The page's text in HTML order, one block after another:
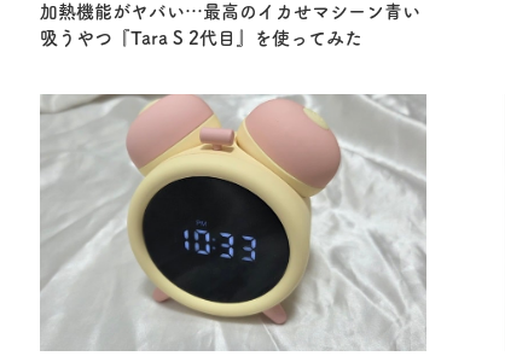
加熱機能がヤバい…最高のイカせマシーン青い
吸うやつ『Tara S 2代目』を使ってみた